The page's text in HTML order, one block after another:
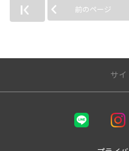
前のページ
サ